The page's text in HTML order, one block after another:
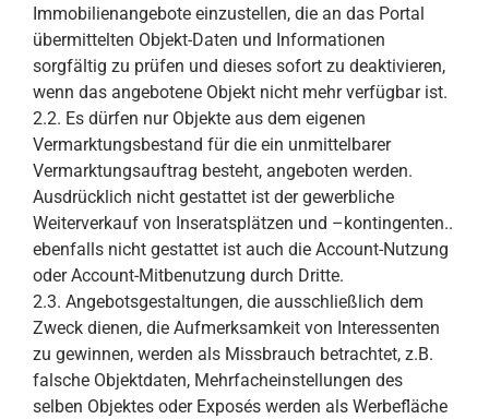
Immobilienangebote einzustellen, die an das Portal
übermittelten Objekt-Daten und Informationen
sorgfältig zu prüfen und dieses sofort zu deaktivieren,
wenn das angebotene Objekt nicht mehr verfügbar ist.
2.2. Es dürfen nur Objekte aus dem eigenen
Vermarktungsbestand für die ein unmittelbarer
Vermarktungsauftrag besteht, angeboten werden.
Ausdrücklich nicht gestattet ist der gewerbliche
Weiterverkauf von Inseratsplätzen und –kontingenten..
ebenfalls nicht gestattet ist auch die Account-Nutzung
oder Account-Mitbenutzung durch Dritte.
2.3. Angebotsgestaltungen, die ausschließlich dem
Zweck dienen, die Aufmerksamkeit von Interessenten
zu gewinnen, werden als Missbrauch betrachtet, z.B.
falsche Objektdaten, Mehrfacheinstellungen des
selben Objektes oder Exposés werden als Werbefläche